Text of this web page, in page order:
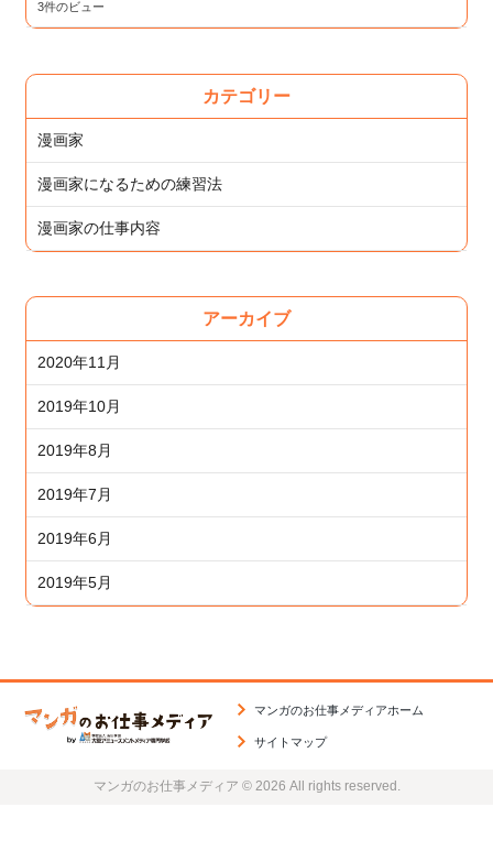
3件のビュー
カテゴリー
漫画家
漫画家になるための練習法
漫画家の仕事内容
アーカイブ
2020年11月
2019年10月
2019年8月
2019年7月
2019年6月
2019年5月
マンガのお仕事メディアホーム
サイトマップ
マンガのお仕事メディア © 2026 All rights reserved.